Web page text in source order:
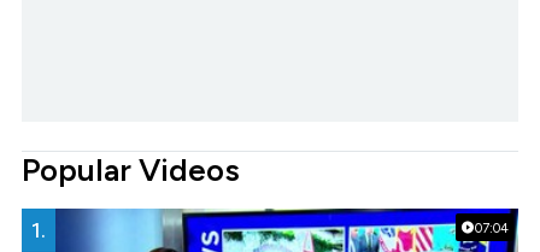
Popular Videos
07:04
1.